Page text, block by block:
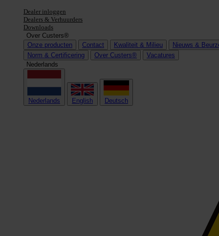
Dealer inloggen
Dealers & Verhuurders
Downloads
Over Custers®
Onze producten
Contact Kwaliteit & Milieu
Nieuws &
Norm & Certificering
Over Custers®
Vacatures
Nederlands
Nederlands English Deutsch